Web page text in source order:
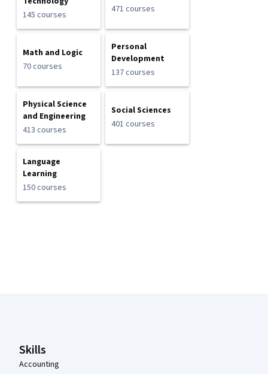
145 courses
471 courses
Math and Logic
70 courses
Personal
Development
137 courses
Physical Science
and Engineering
413 courses
Social Sciences
401 courses
Language
Learning
150 courses
Skills
Accounting